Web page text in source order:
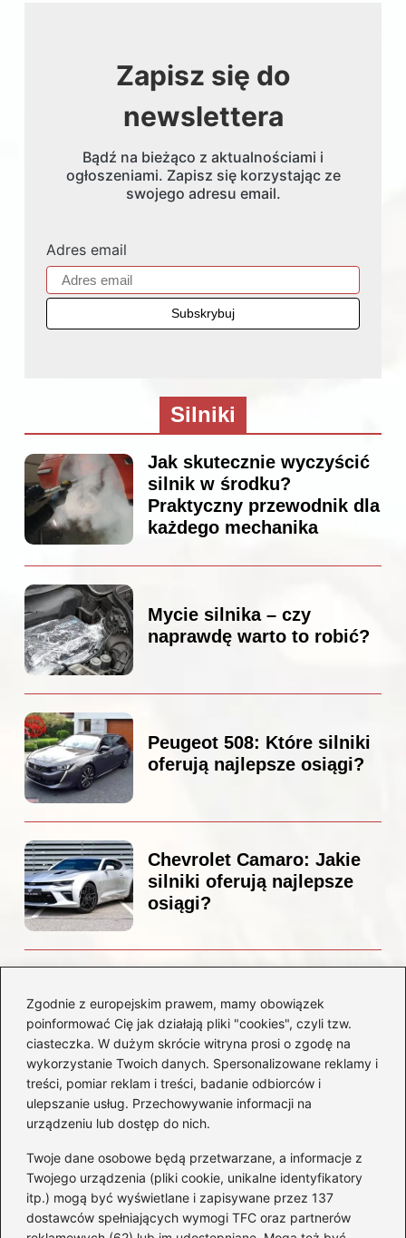
Zgodnie z europejskim prawem, mamy obowiązek
poinformować Cię jak działają pliki "cookies", czyli tzw.
ciasteczka. W dużym skrócie witryna prosi o zgodę na
wykorzystanie Twoich danych. Spersonalizowane reklamy i
treści, pomiar reklam i treści, badanie odbiorców i
ulepszanie usług. Przechowywanie informacji na
urządzeniu lub dostęp do nich.
Twoje dane osobowe będą przetwarzane, a informacje z
Twojego urządzenia (pliki cookie, unikalne identyfikatory
itp.) mogą być wyświetlane i zapisywane przez 137
dostawców spełniających wymogi TFC oraz partnerów
Zapisz się do
newslettera
Bądź na bieżąco z aktualnościami i
ogłoszeniami. Zapisz się korzystając ze
swojego adresu email.
Adres email
Silniki
Jak skutecznie wyczyścić
silnik w środku?
Praktyczny przewodnik dla
każdego mechanika
Mycie silnika – czy
naprawdę warto to robić?
Peugeot 508: Które silniki
oferują najlepsze osiągi?
Chevrolet Camaro: Jakie
silniki oferują najlepsze
osiągi?
Odkryj przyczyny i
rozwiązania dla Twojego
silnika
Kategorie
Akumulatory (85)
Benzyna i Diesel (80)
Motocykle(50)
Opony(77)